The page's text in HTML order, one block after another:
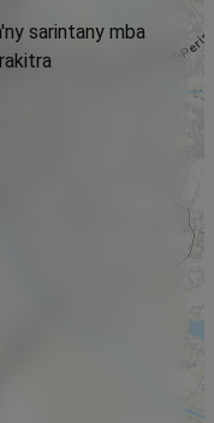
sarintany mba